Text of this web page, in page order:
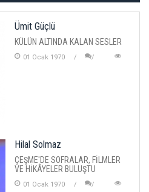
Ümit Güçlü
KÜLÜN ALTINDA KALAN SESLER
01 Ocak 1970
Hilal Solmaz
ÇEŞME'DE SOFRALAR, FİLMLER
VE HİKÂYELER BULUŞTU
01 Ocak 1970